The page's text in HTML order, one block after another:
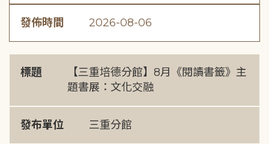
發佈時間 2026-08-06
標題
【三重培德分館】8月《閱讀書籤》主
題書展：文化交融
發布單位 三重分館